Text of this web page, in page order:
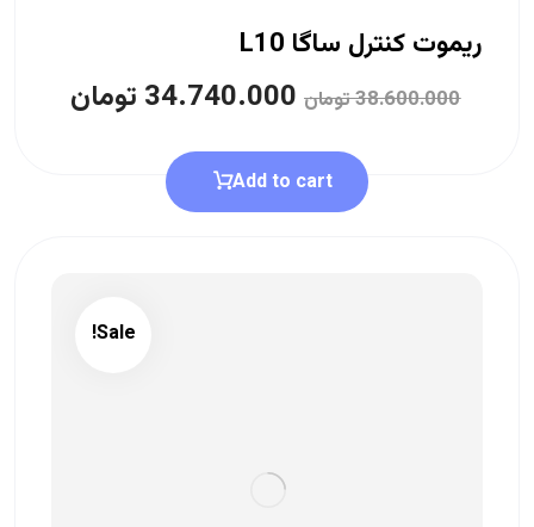
ریموت کنترل ساگا L10
38.600.000تومان 34.740.000 تومان
Add to cart
Sale!